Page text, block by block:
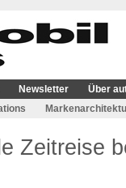
Newsletter
Über
Zeitreise